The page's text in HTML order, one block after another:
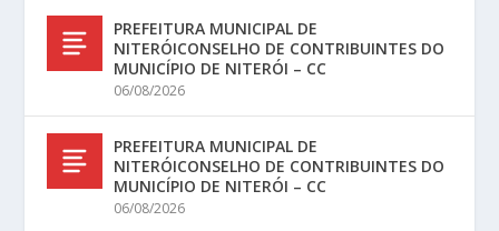
PREFEITURA MUNICIPAL DE
NITERÓICONSELHO DE CONTRIBUINTES DO
MUNICÍPIO DE NITERÓI – CC
06/08/2026
PREFEITURA MUNICIPAL DE
NITERÓICONSELHO DE CONTRIBUINTES DO
MUNICÍPIO DE NITERÓI – CC
06/08/2026